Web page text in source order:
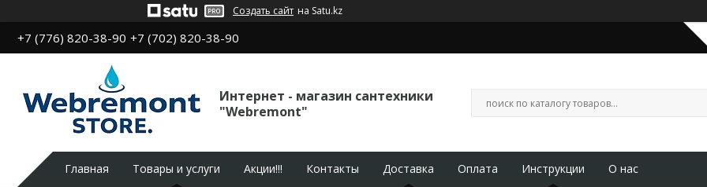
Создать сайт на Satu.kz
+7 (776) 820-38-90 +7 (702) 820-38-90
Интернет - магазин сантехники
"Webremont"
Главная Товары и услуги Акции!!! Контакты Доставка Оплата Инструкции О нас